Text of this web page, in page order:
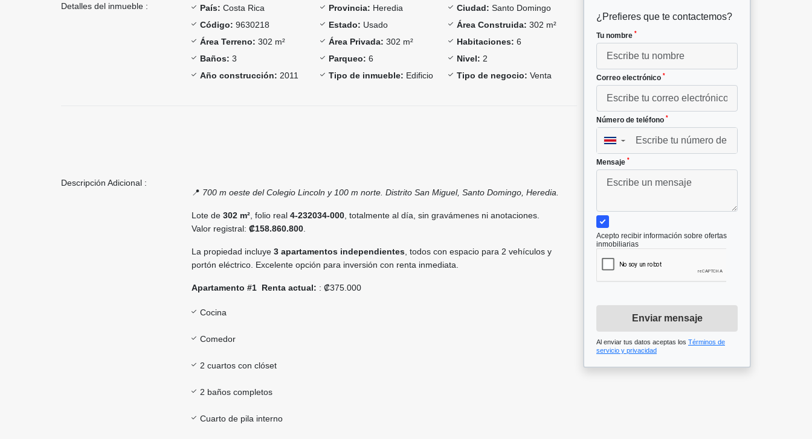
Detalles del inmueble : País: Costa Rica Provincia: Heredia Ciudad: Santo Domingo
Código: 9630218 Estado: Usado Área Construida: 302 m²
Área Terreno: 302 m² Área Privada: 302 m² Habitaciones: 6
Baños: 3 Parqueo: 6 Nivel: 2
Año construcción: 2011 Tipo de inmueble: Edificio Tipo de negocio: Venta
Descripción Adicional :
📍 700 m oeste del Colegio Lincoln y 100 m norte. Distrito San Miguel, Santo Domingo, Heredia.
Lote de 302 m² , folio real 4-232034-000 , totalmente al día, sin gravámenes ni anotaciones.
Valor registral: ₡158.860.800
La propiedad incluye 3 apartamentos independientes , todos con espacio para 2 vehículos y
portón eléctrico. Excelente opción para inversión con renta inmediata.
Apartamento #1 Renta actual: : ₡375.000
Cocina
Comedor
2 cuartos con clóset
2 baños completos
Cuarto de pila interno
¿Prefieres que te contactemos?
Tu nombre *
Correo electrónico *
Número de teléfono *
▼
Mensaje *
Acepto recibir información sobre ofertas
inmobiliarias
Enviar mensaje
Al enviar tus datos aceptas los Términos de
servicio y privacidad